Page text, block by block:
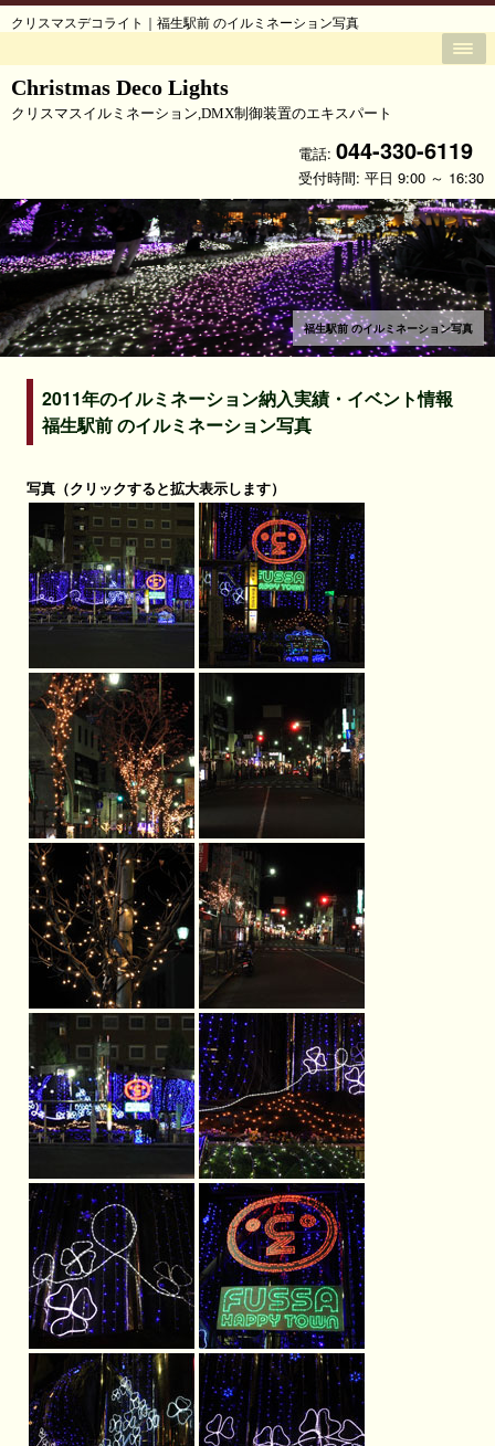
クリスマスデコライト｜福生駅前 のイルミネーション写真
Christmas Deco Lights
クリスマスイルミネーション,DMX制御装置のエキスパート
電話: 044-330-6119
受付時間: 平日 9:00 ～ 16:30
福生駅前 のイルミネーション写真
2011年のイルミネーション納入実績・イベント情報
福生駅前 のイルミネーション写真
写真（クリックすると拡大表示します）